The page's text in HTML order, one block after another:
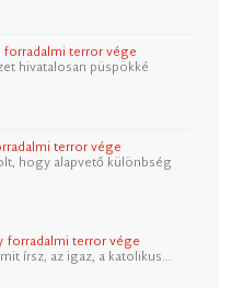
forradalmi terror vége
hivatalosan püspökké
terror vége
hogy alapvető különbség
forradalmi terror vége
írsz, az igaz, a katolikus…